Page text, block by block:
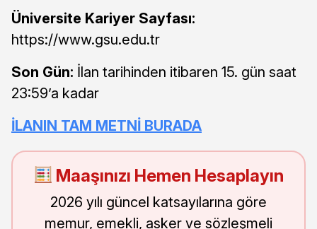
Üniversite Kariyer Sayfası:
https://www.gsu.edu.tr
Son Gün: İlan tarihinden itibaren 15. gün saat
23:59’a kadar
İLANIN TAM METNİ BURADA
Maaşınızı Hemen Hesaplayın
2026 yılı güncel katsayılarına göre
memur, emekli, asker ve sözleşmeli